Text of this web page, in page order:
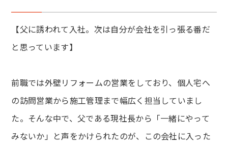
【父に誘われて入社。次は自分が会社を引っ張る番だ
と思っています】
前職では外壁リフォームの営業をしており、個人宅へ
の訪問営業から施工管理まで幅広く担当していまし
た。そんな中で、父である現社長から「一緒にやって
みないか」と声をかけられたのが、この会社に入った